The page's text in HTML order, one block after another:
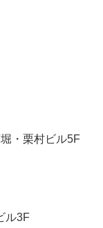
・栗村ビル5F
ル3F